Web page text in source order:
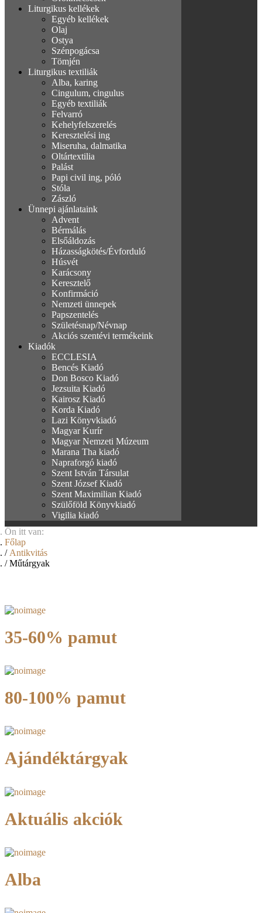
Liturgikus kellékek
Egyéb kellékek
Olaj
Ostya
Szénpogácsa
Tömjén
Liturgikus textiliák
Alba, karing
Cingulum, cingulus
Egyéb textiliák
Felvarró
Kehelyfelszerelés
Keresztelési ing
Miseruha, dalmatika
Oltártextilia
Palást
Papi civil ing, póló
Stóla
Zászló
Ünnepi ajánlataink
Advent
Bérmálás
Elsőáldozás
Házasságkötés/Évforduló
Húsvét
Karácsony
Keresztelő
Konfirmáció
Nemzeti ünnepek
Papszentelés
Születésnap/Névnap
Akciós szentévi termékeink
Kiadók
ECCLESIA
Bencés Kiadó
Don Bosco Kiadó
Jezsuita Kiadó
Kairosz Kiadó
Korda Kiadó
Lazi Könyvkiadó
Magyar Kurír
Magyar Nemzeti Múzeum
Marana Tha kiadó
Napraforgó kiadó
Szent István Társulat
Szent József Kiadó
Szent Maximilian Kiadó
Szülőföld Könyvkiadó
Vigilia kiadó
Ön itt van:
Főlap
Antikvitás
Műtárgyak
35-60% pamut
80-100% pamut
Ajándéktárgyak
Aktuális akciók
Alba